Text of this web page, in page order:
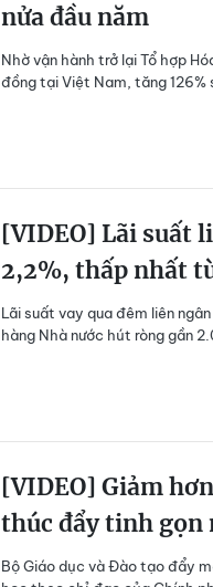
nửa đầu năm
Nhờ vận hành trở lại Tổ hợp
đồng tại Việt Nam, tăng 126%
[VIDEO] Lãi suất
2,2%, thấp nhất
Lãi suất vay qua đêm liên
hàng Nhà nước hút ròng gần
[VIDEO] Giảm
thúc đẩy tinh gọn
Bộ Giáo dục và Đào tạo đẩy